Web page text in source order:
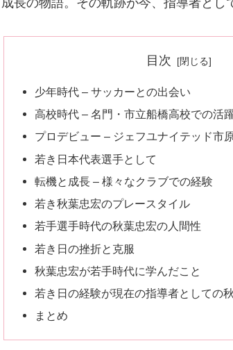
目次
少年時代 – サッカーとの出会い
高校時代 – 名門・市立船橋高校での活
プロデビュー – ジェフユナイテッド市
若き日本代表選手として
転機と成長 – 様々なクラブでの経験
若き秋葉忠宏のプレースタイル
若手選手時代の秋葉忠宏の人間性
若き日の挫折と克服
秋葉忠宏が若手時代に学んだこと
若き日の経験が現在の指導者としての
まとめ